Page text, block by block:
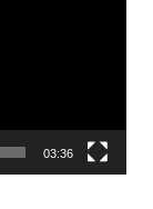
03:36